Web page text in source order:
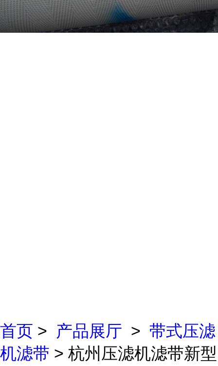
首页 > 产品展厅 > 带式压滤
机滤带 > 杭州压滤机滤带新型